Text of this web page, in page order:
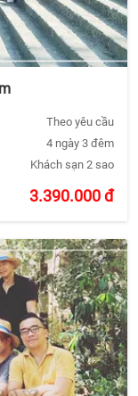
Theo yêu cầu
4 ngày 3 đêm
Khách sạn 2 sao
3.390.000đ